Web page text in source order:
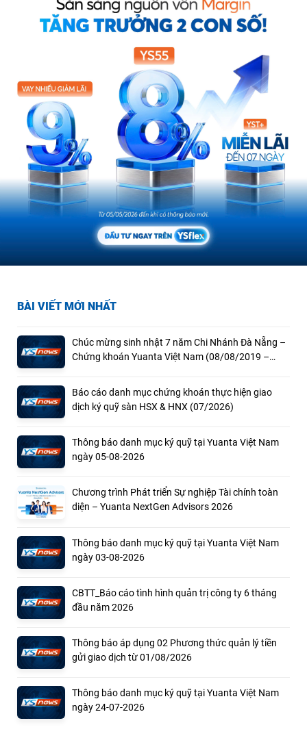
BÀI VIẾT MỚI NHẤT
Chúc mừng sinh nhật 7 năm Chi Nhánh Đà Nẵng –
Chứng khoán Yuanta Việt Nam (08/08/2019 –
Báo cáo danh mục chứng khoán thực hiện giao
dịch ký quỹ sàn HSX & HNX (07/2026)
Thông báo danh mục ký quỹ tại Yuanta Việt Nam
ngày 05-08-2026
Chương trình Phát triển Sự nghiệp Tài chính toàn
diện – Yuanta NextGen Advisors 2026
Thông báo danh mục ký quỹ tại Yuanta Việt Nam
ngày 03-08-2026
CBTT_Báo cáo tình hình quản trị công ty 6 tháng
đầu năm 2026
Thông báo áp dụng 02 Phương thức quản lý tiền
gửi giao dịch từ 01/08/2026
Thông báo danh mục ký quỹ tại Yuanta Việt Nam
ngày 24-07-2026